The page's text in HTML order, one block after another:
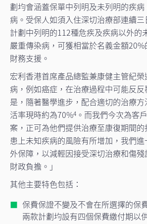
劃均會涵蓋保單中列明及未列明的疾
病。受保人如須入住深切治療部連續
計劃中列明的112種危疾及疾病以外的
嚴重傳染病，可獲相當於名義金額
財務支援。
宏利香港首席產品總監兼康健主管紀
病，例如癌症，在治療過程中可能反
是，隨著醫學進步，配合適切的治療
活率現時約為70%4 。而我們今次為客
案，正可為他們提供治療至康復期間
患上未知疾病的風險有所增加，我們
外保障，以減輕因接受深切治療和傷
財政負擔。」
其他主要特色包括：
保費保證不變及不會在所選擇的保
兩款計劃均設有四個保費繳付期以